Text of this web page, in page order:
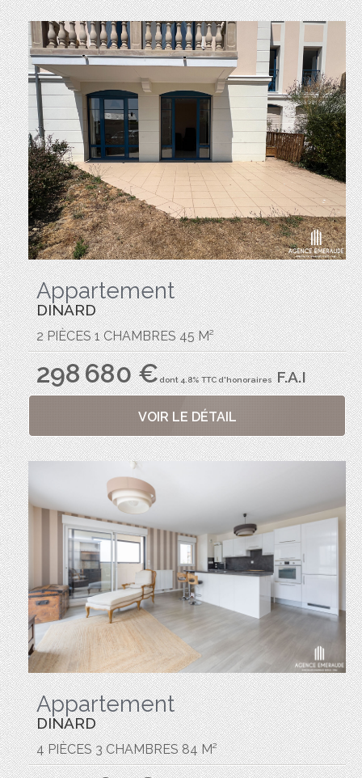
Appartement
DINARD
2 PIÈCES 1 CHAMBRES 45 M²
298 680 €dont 4.8% TTC d'honorairesF.A.I
VOIR LE DÉTAIL
Appartement
DINARD
4 PIÈCES 3 CHAMBRES 84 M²